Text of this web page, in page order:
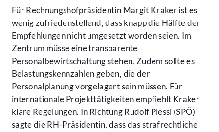
Für Rechnungshofpräsidentin Margit Kraker ist es
wenig zufriedenstellend, dass knapp die Hälfte der
Empfehlungen nicht umgesetzt worden seien. Im
Zentrum müsse eine transparente
Personalbewirtschaftung stehen. Zudem sollte es
Belastungskennzahlen geben, die der
Personalplanung vorgelagert sein müssen. Für
internationale Projekttätigkeiten empfiehlt Kraker
klare Regelungen. In Richtung Rudolf Plessl (SPÖ)
sagte die RH-Präsidentin, dass das strafrechtliche